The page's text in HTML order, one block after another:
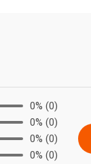
0% (0)
0% (0)
0% (0)
0% (0)